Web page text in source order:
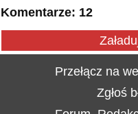
Komentarze: 12
Przełącz na
Zgłoś